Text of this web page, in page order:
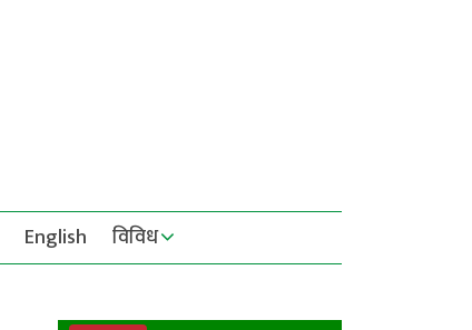
English विविध